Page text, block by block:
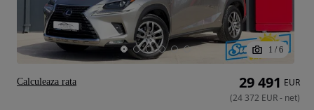
1 / 6
29 491 EUR
(24 372 EUR- net)
Calculeaza rata